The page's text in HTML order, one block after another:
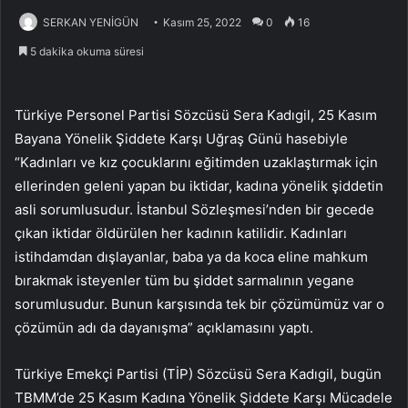
SERKAN YENİGÜN Kasım 25, 2022 0 16
5 dakika okuma süresi
Türkiye Personel Partisi Sözcüsü Sera Kadıgil, 25 Kasım
Bayana Yönelik Şiddete Karşı Uğraş Günü hasebiyle
“Kadınları ve kız çocuklarını eğitimden uzaklaştırmak için
ellerinden geleni yapan bu iktidar, kadına yönelik şiddetin
asli sorumlusudur. İstanbul Sözleşmesi’nden bir gecede
çıkan iktidar öldürülen her kadının katilidir. Kadınları
istihdamdan dışlayanlar, baba ya da koca eline mahkum
bırakmak isteyenler tüm bu şiddet sarmalının yegane
sorumlusudur. Bunun karşısında tek bir çözümümüz var o
çözümün adı da dayanışma” açıklamasını yaptı.
Türkiye Emekçi Partisi (TİP) Sözcüsü Sera Kadıgil, bugün
TBMM’de 25 Kasım Kadına Yönelik Şiddete Karşı Mücadele